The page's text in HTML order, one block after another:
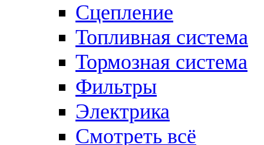
Сцепление
Топливная система
Тормозная система
Фильтры
Электрика
Смотреть всё